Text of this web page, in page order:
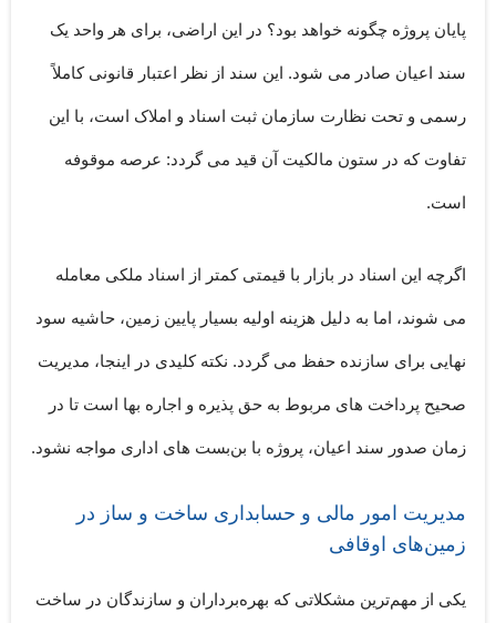
پایان پروژه چگونه خواهد بود؟ در این اراضی، برای هر واحد یک
سند اعیان صادر می شود. این سند از نظر اعتبار قانونی کاملاً
رسمی و تحت نظارت سازمان ثبت اسناد و املاک است، با این
تفاوت که در ستون مالکیت آن قید می گردد: عرصه موقوفه
است.
اگرچه این اسناد در بازار با قیمتی کمتر از اسناد ملکی معامله
می شوند، اما به دلیل هزینه اولیه بسیار پایین زمین، حاشیه سود
نهایی برای سازنده حفظ می گردد. نکته کلیدی در اینجا، مدیریت
صحیح پرداخت های مربوط به حق پذیره و اجاره بها است تا در
زمان صدور سند اعیان، پروژه با بن‌بست های اداری مواجه نشود.
مدیریت امور مالی و حسابداری ساخت و ساز در
زمین‌های اوقافی
یکی از مهم‌ترین مشکلاتی که بهره‌برداران و سازندگان در ساخت